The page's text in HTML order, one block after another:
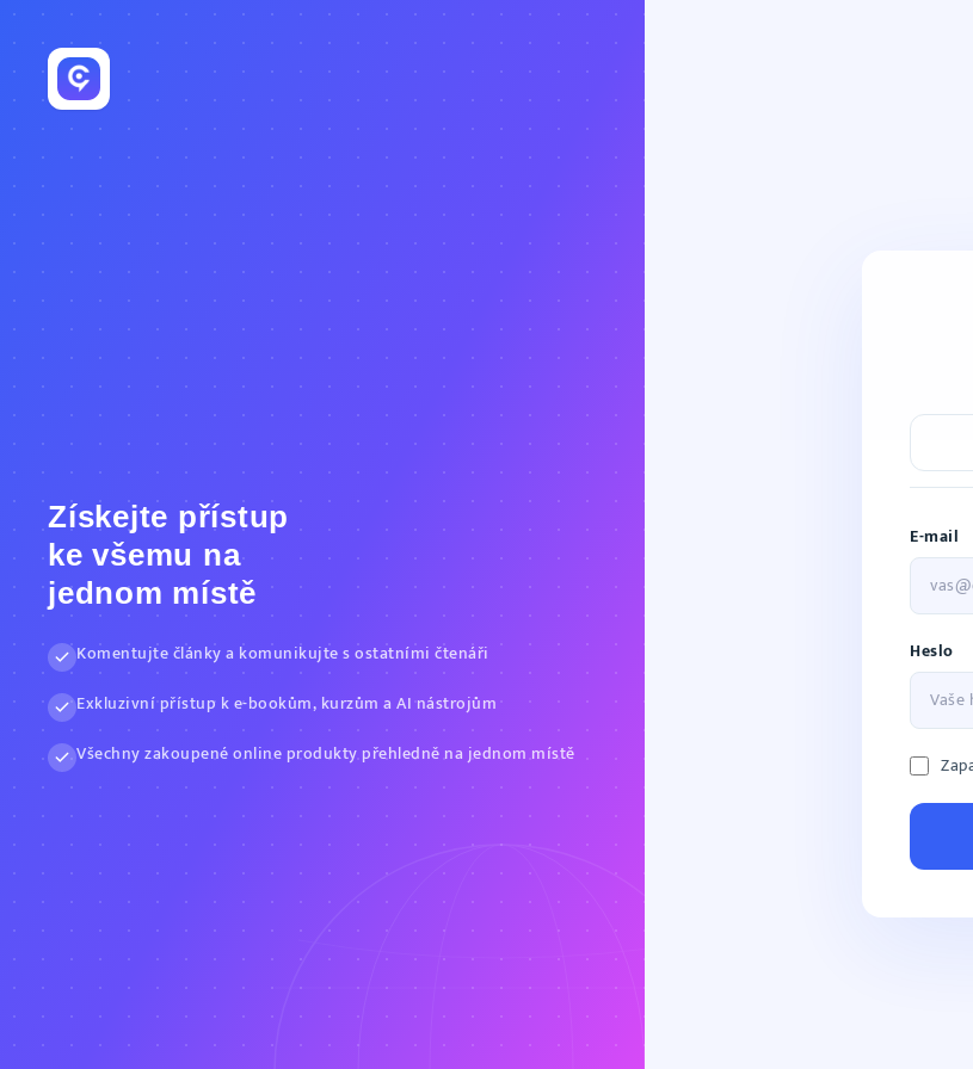
Získejte přístup
ke všemu na
jednom místě
Komentujte články a komunikujte s ostatními čtenáři
Exkluzivní přístup k e-bookům, kurzům a AI nástrojům
Všechny zakoupené online produkty přehledně na jednom místě
E-mail
Heslo